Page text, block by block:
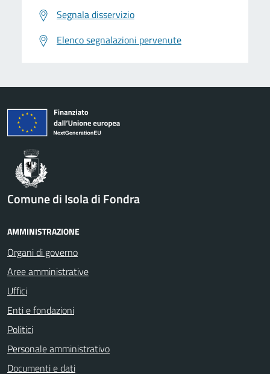
Segnala disservizio
Elenco segnalazioni pervenute
Comune di Isola di Fondra
AMMINISTRAZIONE
Organi di governo
Aree amministrative
Uffici
Enti e fondazioni
Politici
Personale amministrativo
Documenti e dati